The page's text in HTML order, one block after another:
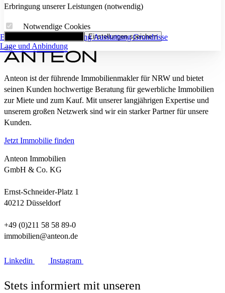
Eckdaten FlächenaufstellungAusstattungGrundrisse
Lage und Anbindung
Erbringung unserer Leistungen (notwendig)
Notwendige Cookies
Einstellungen speichern
Anteon ist der führende Immobilienmakler für NRW und bietet
seinen Kunden hochwertige Beratung für gewerbliche Immobilien
zur Miete und zum Kauf. Mit unserer langjährigen Expertise und
unserem großen Netzwerk sind wir ein starker Partner für unsere
Kunden.
Jetzt Immobilie finden
Anteon Immobilien
GmbH & Co. KG
Ernst-Schneider-Platz 1
40212 Düsseldorf
+49 (0)211 58 58 89-0
immobilien@anteon.de
Linkedin Instagram
Stets informiert mit unseren